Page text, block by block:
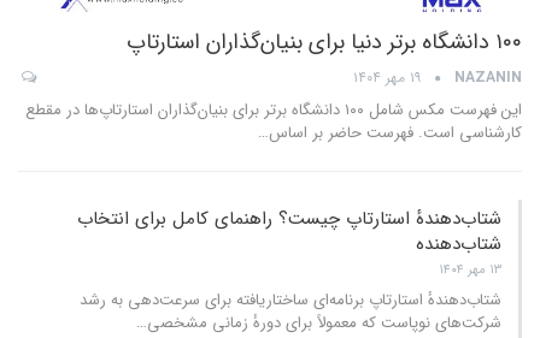
۱۰۰ دانشگاه برتر دنیا برای بنیان‌گذاران استارتاپ
NAZANIN ۱۹ مهر ۱۴۰۴
این فهرست مکس شامل ۱۰۰ دانشگاه برتر برای بنیان‌گذاران استارتاپ‌ها در مقطع
کارشناسی است. فهرست حاضر بر اساس…
شتاب‌دهندهٔ استارتاپ چیست؟ راهنمای کامل برای انتخاب
شتا‌ب‌دهنده
۱۳ مهر ۱۴۰۴
شتاب‌دهندهٔ استارتاپ برنامه‌ای ساختاریافته برای سرعت‌دهی به رشد
شرکت‌های نوپاست که معمولاً برای دورهٔ زمانی مشخصی…